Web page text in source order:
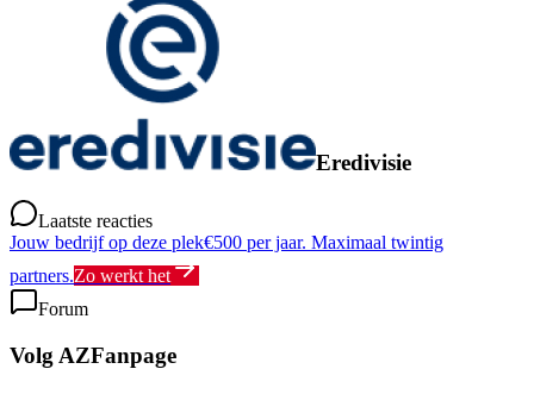
Eredivisie
Laatste reacties
Jouw bedrijf op deze plek€500 per jaar. Maximaal twintig
partners.Zo werkt het
Forum
Volg AZFanpage